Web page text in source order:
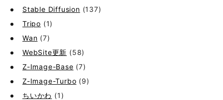
Stable Diffusion (137)
Tripo (1)
Wan (7)
WebSite更新 (58)
Z-Image-Base (7)
Z-Image-Turbo (9)
ちいかわ (1)